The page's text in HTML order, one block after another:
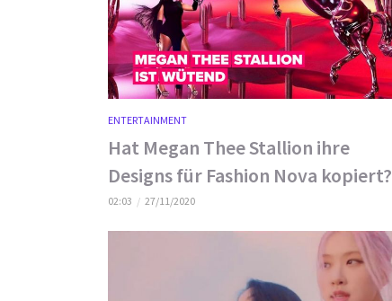
ENTERTAINMENT
Hat Megan Thee Stallion ihre
Designs für Fashion Nova kopiert?
02:03 27/11/2020